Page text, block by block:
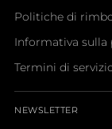
Politiche di
Informativa sulla
Termini di
NEWSLETTER